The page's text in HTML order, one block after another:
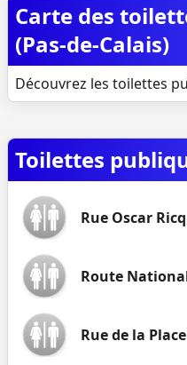
Carte des
(Pas-de-Calais)
Découvrez les toilettes
Toilettes
Rue Oscar
Route
Rue de la